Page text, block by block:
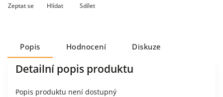
Zeptat se Hlídat Sdílet
Popis Hodnocení Diskuze
Detailní popis produktu
Popis produktu není dostupný